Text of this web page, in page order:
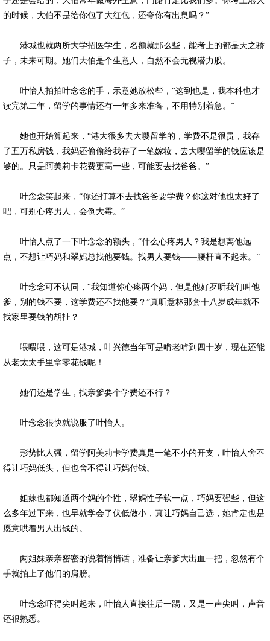
的时候，大伯不是给你包了大红包，还夸你有出息吗？”
港城也就两所大学招医学生，名额就那么些，能考上的都是天之骄
子，未来可期。她们大伯是个生意人，自然不会无视潜力股。
叶怡人拍拍叶念念的手，示意她放松些，“这到也是，我本科也才
读完第二年，留学的事情还有一年多来准备，不用特别着急。”
她也开始算起来，“港大很多去大嘤留学的，学费不是很贵，我存
了五万私房钱，我妈还偷偷给我存了一笔嫁妆，去大嘤留学的钱应该是
够的。只是阿美莉卡花费更高一些，可能要去找爸爸。”
叶念念笑起来，“你还打算不去找爸爸要学费？你这对他也太好了
吧，可别心疼男人，会倒大霉。”
叶怡人点了一下叶念念的额头，“什么心疼男人？我是想离他远
点，不想让巧妈和翠妈总找他要钱。找男人要钱——腰杆直不起来。”
叶念念可不认同，“我知道你心疼两个妈，但是他好歹听我们叫他
爹，别的钱不要，这学费还不找他要？”真听意林那套十八岁成年就不
找家里要钱的胡扯？
喂喂喂，这可是港城，叶兴德当年可是啃老啃到四十岁，现在还能
从老太太手里拿零花钱呢！
她们还是学生，找亲爹要个学费还不行？
叶念念很快就说服了叶怡人。
形势比人强，留学阿美莉卡学费真是一笔不小的开支，叶怡人舍不
得让巧妈低头，但也舍不得让巧妈付钱。
姐妹也都知道两个妈的个性，翠妈性子软一点，巧妈要强些，但这
么多年过下来，也早就学会了伏低做小，真让巧妈自己选，她肯定也是
愿意哄着男人出钱的。
两姐妹亲亲密密的说着悄悄话，准备让亲爹大出血一把，忽然有个
手就拍上了他们的肩膀。
叶念念吓得尖叫起来，叶怡人直接往后一踢，又是一声尖叫，声音
还很熟悉。